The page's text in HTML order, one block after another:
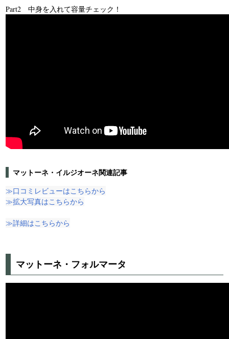
Part2 中身を入れて容量チェック！
マットーネ・イルジオーネ関連記事
≫口コミレビューはこちらから
≫拡大写真はこちらから
≫詳細はこちらから
マットーネ・フォルマータ